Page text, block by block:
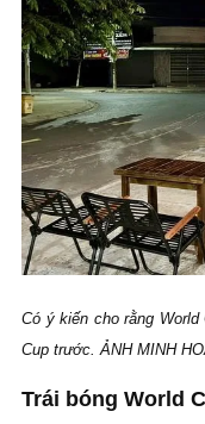
Có ý kiến cho rằng
Cup trước. ẢNH MINH
Trái bóng World